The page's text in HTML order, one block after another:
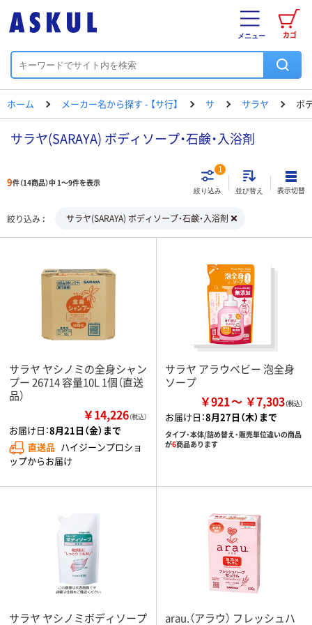
カゴ
メニュー
ホーム メーカー名から探す - 【サ行】 サ サラヤ ボ
サラヤ(SARAYA) ボディソープ・石鹸・入浴剤
9件（14商品）中 1～9件を表示
絞り込み
1
並び替え 表示切替
絞り込み サラヤ(SARAYA) ボディソープ・石鹸・入浴剤
サラヤ ヤシノミの全身シャン
プー 26714 容量10L 1個（直送
品）
￥14,226（税込）
お届け日：8月21日（金）まで
直送品 ハイジーンプロショ
ップからお届け
サラヤ アラウベビー 泡全身
ソープ
￥921 ￥7,303
お届け日：8月27日（木）まで
タイプ・本体/詰め替え・販売単位違いの商品
が6商品あります
サラヤ ヤシノミボディソープ
arau.（アラウ） フレッシュハ